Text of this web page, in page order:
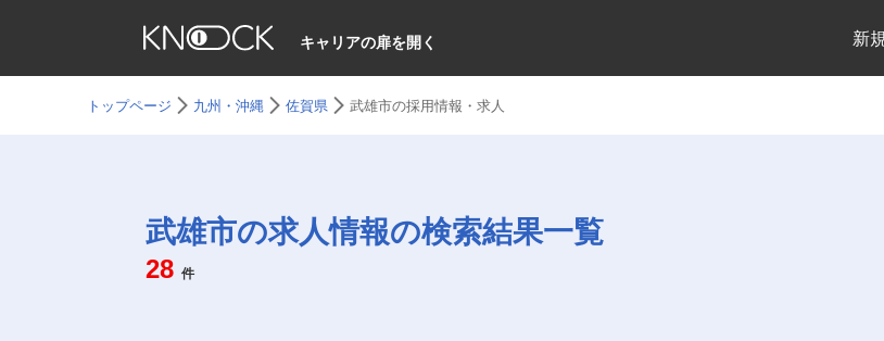
キャリアの扉を開く 新
トップページ 九州・沖縄 佐賀県 武雄市の採用情報・求人
武雄市の求人情報の検索結果一覧
28 件